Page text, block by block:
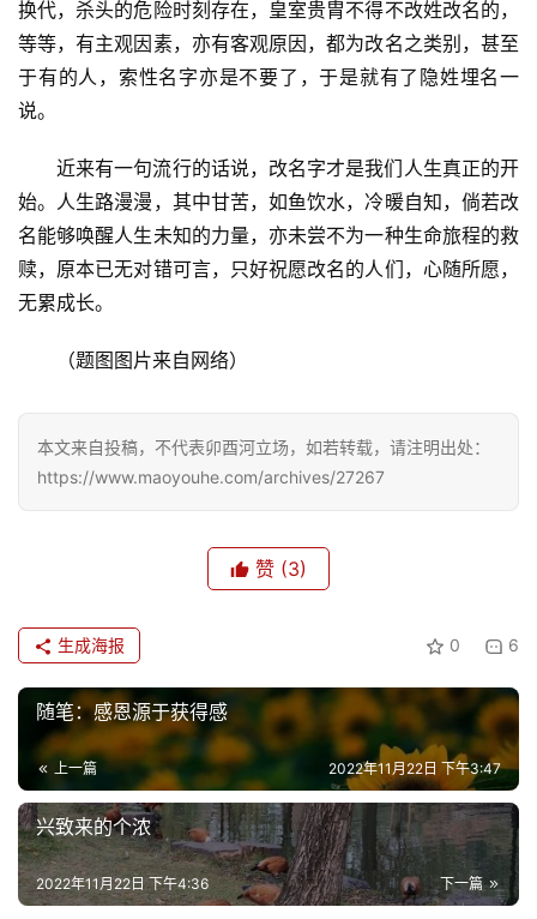
感
旅
游
儿
娱
乐
更
登录 注册
换代，杀头的危险时刻存在，皇室贵胄不得不改姓改名的，
等等，有主观因素，亦有客观原因，都为改名之类别，甚至
于有的人，索性名字亦是不要了，于是就有了隐姓埋名一
说。
近来有一句流行的话说，改名字才是我们人生真正的开
始。人生路漫漫，其中甘苦，如鱼饮水，冷暖自知，倘若改
名能够唤醒人生未知的力量，亦未尝不为一种生命旅程的救
赎，原本已无对错可言，只好祝愿改名的人们，心随所愿，
无累成长。
（题图图片来自网络）
本文来自投稿，不代表卯酉河立场，如若转载，请注明出处：
https://www.maoyouhe.com/archives/27267
赞 (3)
0 6
生成海报
随笔：感恩源于获得感
上一篇 2022年11月22日 下午3:47
兴致来的个浓
下一篇
2022年11月22日 下午4:36